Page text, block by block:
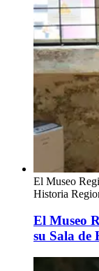
El Museo
Historia
El Museo
su Sala de